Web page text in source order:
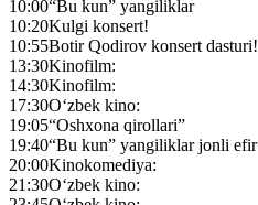
10:00“Bu kun” yangiliklar
10:20Kulgi konsert!
10:55Botir Qodirov konsert dasturi!
13:30Kinofilm:
14:30Kinofilm:
17:30O‘zbek kino:
19:05“Oshxona qirollari”
19:40“Bu kun” yangiliklar jonli efir
20:00Kinokomediya:
21:30O‘zbek kino: